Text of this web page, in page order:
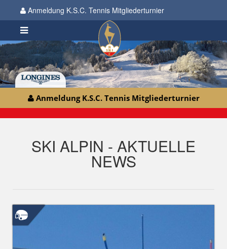
Anmeldung K.S.C. Tennis Mitgliederturnier
Anmeldung K.S.C. Tennis Mitgliederturnier
SKI ALPIN - AKTUELLE
NEWS